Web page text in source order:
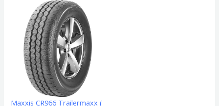
Maxxis CR966 Trailermaxx (